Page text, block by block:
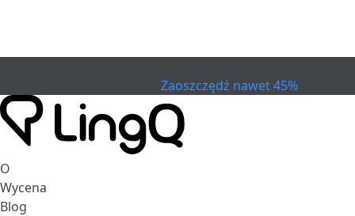
Zaoszczędź nawet 45%
O
Wycena
Blog